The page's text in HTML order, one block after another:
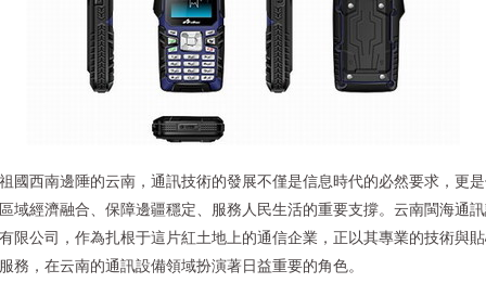
國西南邊陲的云南，通訊技術的發展不僅是信息時代的必然要求，更
域經濟融合、保障邊疆穩定、服務人民生活的重要支撐。云南閩海通
限公司，作為扎根于這片紅土地上的通信企業，正以其專業的技術與
務，在云南的通訊設備領域扮演著日益重要的角色。